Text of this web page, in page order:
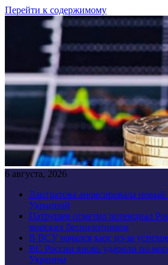
Перейти к содержимому
6 августа, 2026
Лантратова анонсировала
Украиной
Патрушев отметил потенциал
морских беспилотников
В ВСУ начался хаос из-за
ВС России вновь ударили по
Украины